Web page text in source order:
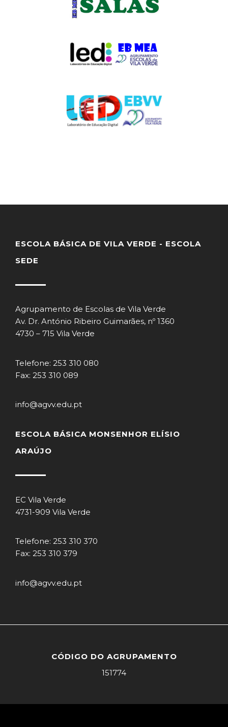
ESCOLA BÁSICA DE VILA VERDE - ESCOLA
SEDE
Agrupamento de Escolas de Vila Verde
Av. Dr. António Ribeiro Guimarães, nº 1360
4730 – 715 Vila Verde
Telefone: 253 310 080
Fax: 253 310 089
info@agvv.edu.pt
ESCOLA BÁSICA MONSENHOR ELÍSIO
ARAÚJO
EC Vila Verde
4731-909 Vila Verde
Telefone: 253 310 370
Fax: 253 310 379
info@agvv.edu.pt
CÓDIGO DO AGRUPAMENTO
151774